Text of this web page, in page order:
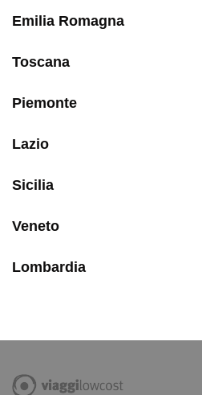
Emilia Romagna
Toscana
Piemonte
Lazio
Sicilia
Veneto
Lombardia